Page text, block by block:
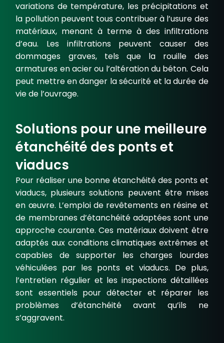
variations de température, les précipitations et
la pollution peuvent tous contribuer à l’usure des
matériaux, menant à terme à des infiltrations
d’eau. Les infiltrations peuvent causer des
dommages graves, tels que la rouille des
armatures en acier ou l’altération du béton. Cela
peut mettre en danger la sécurité et la durée de
vie de l’ouvrage.
Solutions pour une meilleure
étanchéité des ponts et
viaducs
Pour réaliser une bonne étanchéité des ponts et
viaducs, plusieurs solutions peuvent être mises
en œuvre. L’emploi de revêtements en résine et
de membranes d’étanchéité adaptées sont une
approche courante. Ces matériaux doivent être
adaptés aux conditions climatiques extrêmes et
capables de supporter les charges lourdes
véhiculées par les ponts et viaducs. De plus,
l’entretien régulier et les inspections détaillées
sont essentiels pour détecter et réparer les
problèmes d’étanchéité avant qu’ils ne
s’aggravent.